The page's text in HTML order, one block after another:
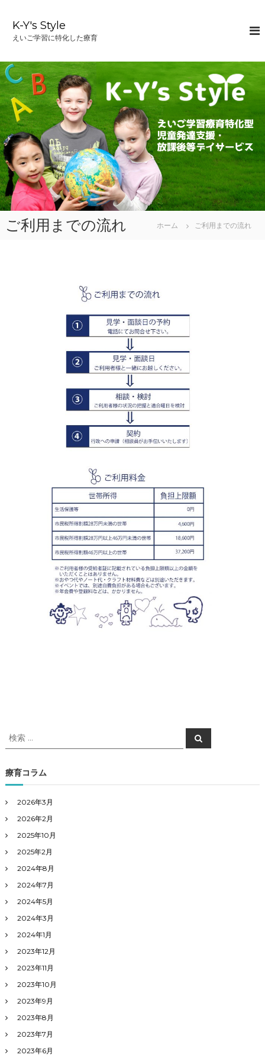
へ
ス
キ
ッ
プ
K-Y's Style
えいご学習に特化した療育
ご利用までの流れ ホーム ご利用までの流れ
検
索
象
:
検
索
療育コラム
2026年3月
2026年2月
2025年10月
2025年2月
2024年8月
2024年7月
2024年5月
2024年3月
2024年1月
2023年12月
2023年11月
2023年10月
2023年9月
2023年8月
2023年7月
2023年6月